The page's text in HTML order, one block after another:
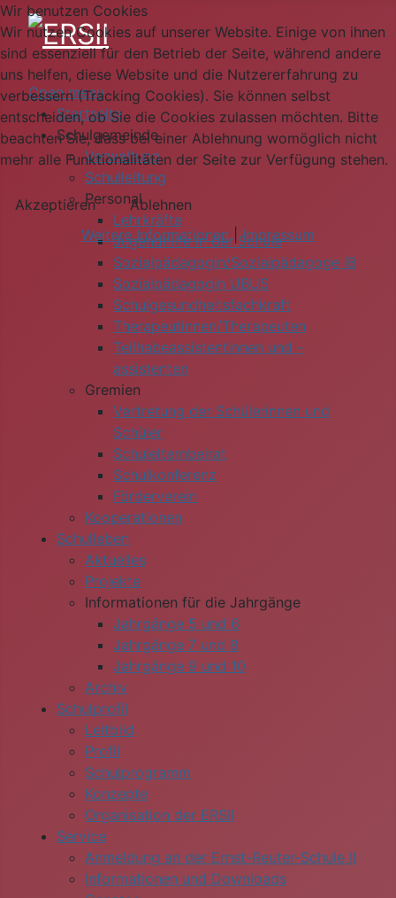
Open menu
Startseite
Schulgemeinde
Verwaltung
Schulleitung
Personal
Lehrkräfte
Jugendhilfe in der Schule
Sozialpädagogin/Sozialpädagoge IB
Sozialpädagogin UBUS
Schulgesundheitsfachkraft
Therapeutinnen/Therapeuten
Teilhabeassistentinnen und -
assistenten
Gremien
Vertretung der Schülerinnen und
Schüler
Schulelternbeirat
Schulkonferenz
Förderverein
Kooperationen
Schulleben
Aktuelles
Projekte
Informationen für die Jahrgänge
Jahrgänge 5 und 6
Jahrgänge 7 und 8
Jahrgänge 9 und 10
Archiv
Schulprofil
Leitbild
Profil
Schulprogramm
Konzepte
Organisation der ERSII
Service
Anmeldung an der Ernst-Reuter-Schule II
Informationen und Downloads
Wir benutzen Cookies
Wir nutzen Cookies auf unserer Website. Einige von ihnen
sind essenziell für den Betrieb der Seite, während andere
uns helfen, diese Website und die Nutzererfahrung zu
verbessern (Tracking Cookies). Sie können selbst
entscheiden, ob Sie die Cookies zulassen möchten. Bitte
beachten Sie, dass bei einer Ablehnung womöglich nicht
mehr alle Funktionalitäten der Seite zur Verfügung stehen.
Akzeptieren
Ablehnen
Weitere Informationen|Impressum